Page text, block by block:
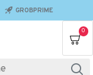
GROBPRIME
0